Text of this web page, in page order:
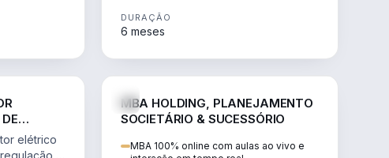
DURAÇÃO
6 meses
elétrico
MBA HOLDING, PLANEJAMENTO
SOCIETÁRIO & SUCESSÓRIO
MBA 100% online com aulas ao vivo e